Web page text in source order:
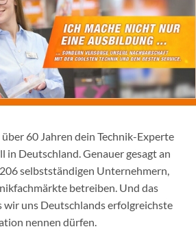
60 Jahren dein Technik-Experte
in Deutschland. Genauer gesagt an
selbstständigen Unternehmern,
betreiben. Und das
wir uns Deutschlands erfolgreichste
nennen dürfen.